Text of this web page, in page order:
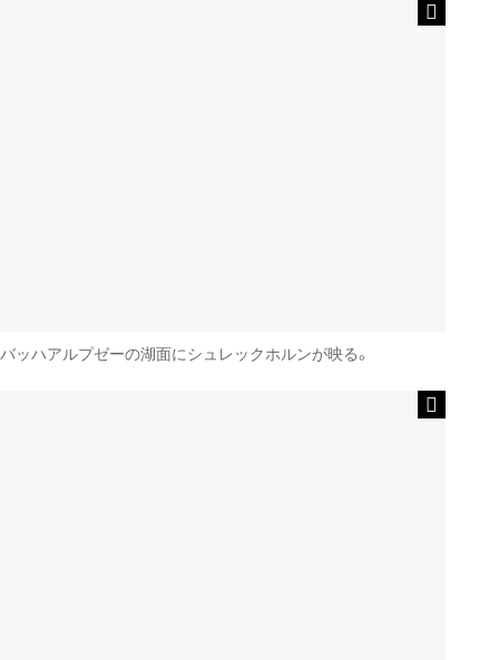
バッハアルプゼーの湖面にシュレックホルンが映る。